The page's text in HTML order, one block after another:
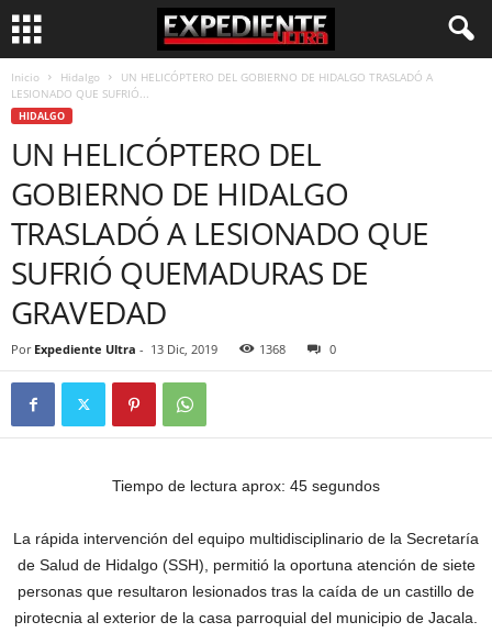
Inicio Hidalgo
UN HELICÓPTERO DEL GOBIERNO DE HIDALGO TRASLADÓ A
LESIONADO QUE SUFRIÓ...
HIDALGO
UN HELICÓPTERO DEL
GOBIERNO DE HIDALGO
TRASLADÓ A LESIONADO QUE
SUFRIÓ QUEMADURAS DE
GRAVEDAD
Por Expediente Ultra - 13 Dic, 2019 1368 0
Tiempo de lectura aprox: 45 segundos
La rápida intervención del equipo multidisciplinario de la Secretaría
de Salud de Hidalgo (SSH), permitió la oportuna atención de siete
personas que resultaron lesionados tras la caída de un castillo de
pirotecnia al exterior de la casa parroquial del municipio de Jacala.